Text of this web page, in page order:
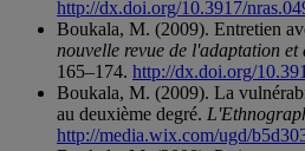
http://dx.doi.org/10.3917/
Boukala, M. (2009). Entretien
nouvelle revue de l'adaptation
165–174. http://dx.doi.org/
Boukala, M. (2009). La
au deuxième degré.
http://media.wix.com/ugd/